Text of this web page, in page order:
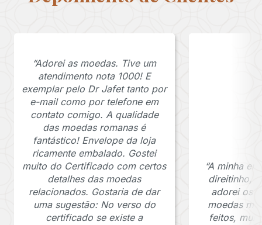
“Adorei as moedas. Tive um
atendimento nota 1000! E
exemplar pelo Dr Jafet tanto por
e-mail como por telefone em
contato comigo. A qualidade
das moedas romanas é
fantástico! Envelope da loja
ricamente embalado. Gostei
muito do Certificado com certos
detalhes das moedas
relacionados. Gostaria de dar
uma sugestão: No verso do
certificado se existe a
“A minha
direitinho,
adorei os
moedas
feitos,